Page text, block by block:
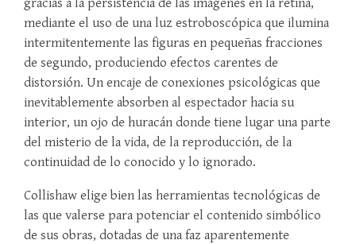
mediante el uso de una luz estroboscópica que ilumina
intermitentemente las figuras en pequeñas fracciones
de segundo, produciendo efectos carentes de
distorsión. Un encaje de conexiones psicológicas que
inevitablemente absorben al espectador hacia su
interior, un ojo de huracán donde tiene lugar una parte
del misterio de la vida, de la reproducción, de la
continuidad de lo conocido y lo ignorado.
Collishaw elige bien las herramientas tecnológicas de
las que valerse para potenciar el contenido simbólico
de sus obras, dotadas de una faz aparentemente